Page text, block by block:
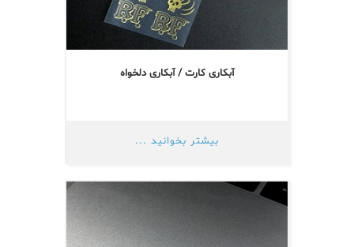
آبکاری کارت / آبکاری دلخواه
بیشتر بخوانید ...